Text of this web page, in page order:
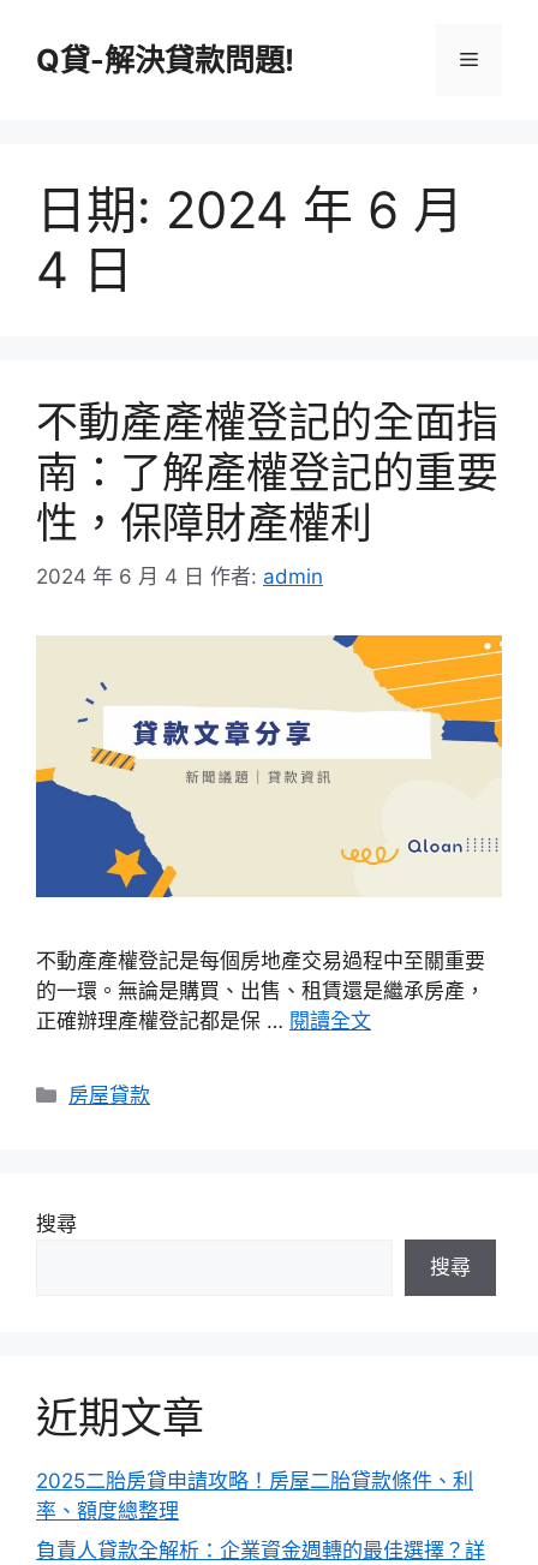
Q貸-解決貸款問題! 選
日期: 2024 年 6 月
4 日
不動產產權登記的全面指
南：了解產權登記的重要
性，保障財產權利
2024 年 6 月 4 日 作者: admin
不動產產權登記是每個房地產交易過程中至關重要
的一環。無論是購買、出售、租賃還是繼承房產，
正確辦理產權登記都是保 … 閱讀全文
分
房屋貸款
搜尋
搜尋
近期文章
2025二胎房貸申請攻略！房屋二胎貸款條件、利
率、額度總整理
負責人貸款全解析：企業資金週轉的最佳選擇？詳